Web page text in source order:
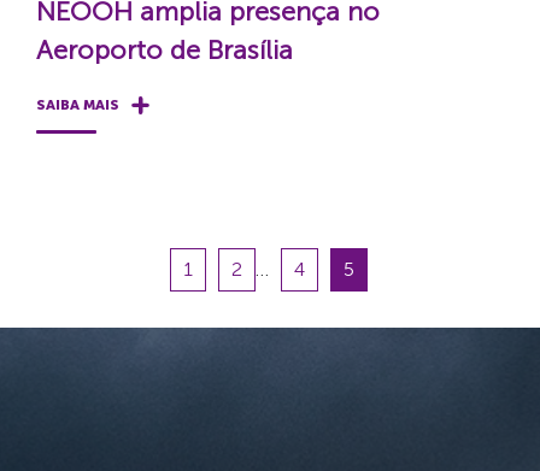
NEOOH amplia presença no
Aeroporto de Brasília
SAIBA MAIS
1 2 … 4 5